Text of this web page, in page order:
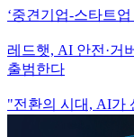
‘중견기업-스타트
레드햇, AI 안전·거
출범한다
"전환의 시대, AI가